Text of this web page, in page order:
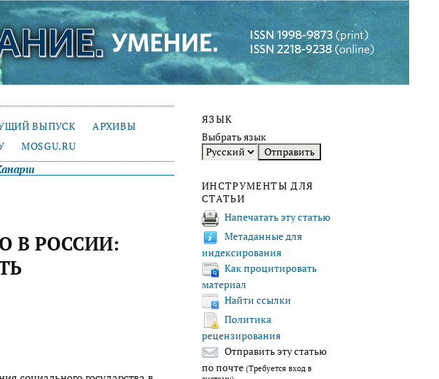
ЯЗЫК
Выбрать язык
ИНСТРУМЕНТЫ ДЛЯ
СТАТЬИ
Напечатать эту статью
Метаданные для
индексирования
Как процитировать
материал
Найти ссылки
Политика
рецензирования
Отправить эту статью
по почте (Требуется вход в
ВЫПУСК
АРХИВЫ
MOSGU.RU
В РОССИИ: